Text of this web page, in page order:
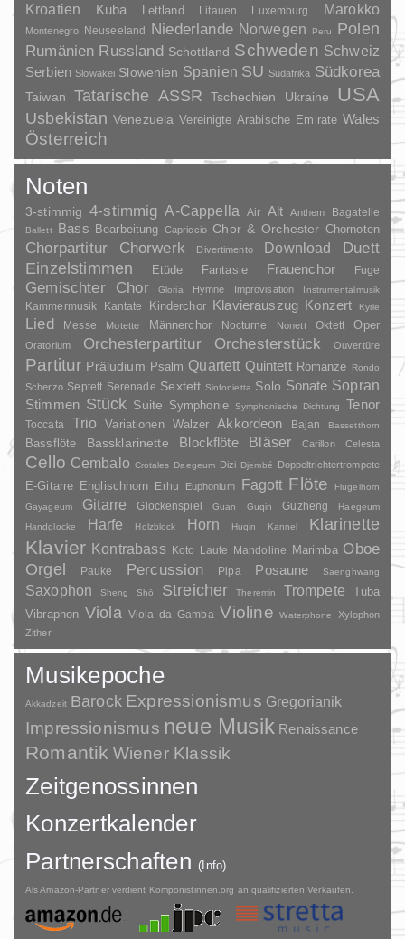
Kroatien Kuba Lettland Litauen Luxemburg Marokko
Montenegro Neuseeland Niederlande Norwegen Peru
Polen
Rumänien Russland Schottland Schweden Schweiz
Serbien Slowakei Slowenien Spanien SU Südafrika Südkorea
Taiwan Tatarische ASSR Tschechien Ukraine USA
Usbekistan Venezuela Vereinigte Arabische Emirate Wales
Österreich
Noten
3-stimmig 4-stimmig A-Cappella Air Alt Anthem Bagatelle
Ballett Bass Bearbeitung Capriccio Chor & Orchester Chornoten
Chorpartitur Chorwerk Divertimento Download
Duett
Einzelstimmen
Etüde Fantasie Frauenchor Fuge
Gemischter Chor Gloria Hymne Improvisation Instrumentalmusik
Kammermusik Kantate Kinderchor Klavierauszug Konzert Kyrie
Lied Messe Motette Männerchor Nocturne Nonett Oktett Oper
Oratorium Orchesterpartitur Orchesterstück Ouvertüre
Partitur Präludium Psalm Quartett Quintett Romanze Rondo
Scherzo Septett Serenade Sextett Sinfonietta Solo Sonate Sopran
Stimmen Stück Suite Symphonie Symphonische Dichtung Tenor
Toccata Trio Variationen Walzer Akkordeon Bajan Bassetthorn
Bassflöte Bassklarinette Blockflöte Bläser Carillon Celesta
Cello Cembalo Crotales Daegeum Dizi Djembé Doppeltrichtertrompete
E-Gitarre Englischhorn Erhu Euphonium Fagott Flöte
Flügelhorn
Gayageum
Gitarre Glockenspiel Guan Guqin Guzheng
Haegeum
Handglocke
Harfe Holzblock Horn Huqin Kannel Klarinette
Klavier Kontrabass Koto Laute Mandoline Marimba Oboe
Orgel Pauke Percussion Pipa Posaune Saenghwang
Saxophon Sheng Shō Streicher Theremin Trompete
Tuba
Vibraphon Viola Viola da Gamba Violine Waterphone
Xylophon
Zither
Musikepoche
Akkadzeit Barock Expressionismus Gregorianik
Impressionismus neue Musik Renaissance
Romantik Wiener Klassik
Zeitgenossinnen
Konzertkalender
Partnerschaften(Info)
Als Amazon-Partner verdient Komponistinnen.org an qualifizierten Verkäufen.